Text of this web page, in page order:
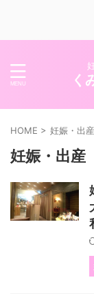
く
HOME > 妊娠・出産
妊娠・出産